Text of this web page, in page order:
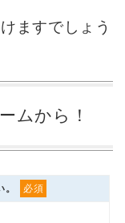
ますでしょう
ムから！
。 必須